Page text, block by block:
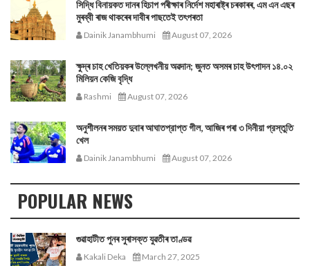
সিদ্ধি বিনায়কত দানৰ হিচাপ পৰীক্ষাৰ নিৰ্দেশ মহাৰাষ্ট্ৰ চৰকাৰৰ, এম এন এছৰ
মুৰব্বী ৰাজ থাকৰেৰ দাবীৰ পাছতেই তৎপৰতা
Dainik Janambhumi August 07, 2026
ক্ষুদ্ৰ চাহ খেতিয়কৰ উল্লেখনীয় অৱদান; জুনত অসমৰ চাহ উৎপাদন ১৪.০২
মিলিয়ন কেজি বৃদ্ধি
Rashmi August 07, 2026
অনুশীলনৰ সময়ত দুবাৰ আঘাতপ্রাপ্ত গীল, আজিৰ পৰা ৩ দিনীয়া প্রস্তুতি
খেল
Dainik Janambhumi August 07, 2026
POPULAR NEWS
গুৱাহাটীত পুনৰ সুৰাসক্ত যুৱতীৰ তাণ্ডৱ
Kakali Deka March 27, 2025